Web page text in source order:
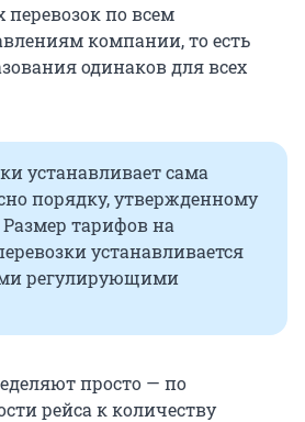
перевозок по всем
компании, то есть
одинаков для всех
устанавливает сама
порядку, утвержденному
тарифов на
устанавливается
регулирующими
просто — по
рейса к количеству